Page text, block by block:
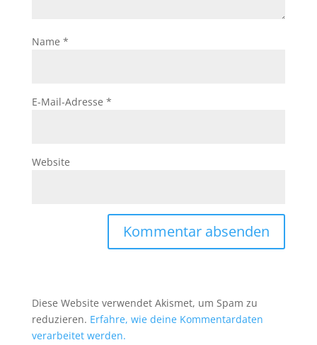
Name *
E-Mail-Adresse *
Website
Diese Website verwendet Akismet, um Spam zu
reduzieren. Erfahre, wie deine Kommentardaten
verarbeitet werden.